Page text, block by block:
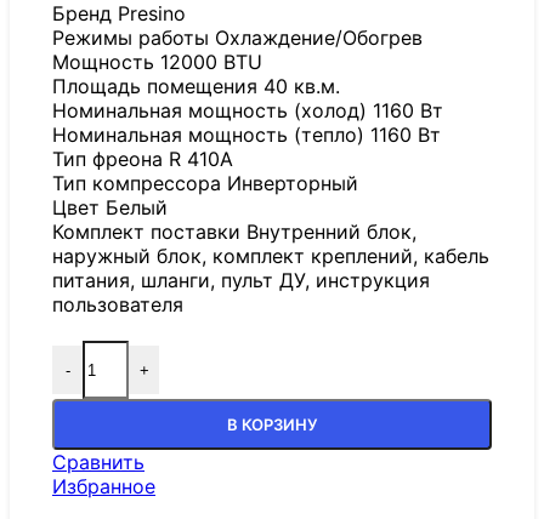
Бренд Presino
Режимы работы Охлаждение/Обогрев
Мощность 12000 BTU
Площадь помещения 40 кв.м.
Номинальная мощность (холод) 1160 Вт
Номинальная мощность (тепло) 1160 Вт
Тип фреона R 410A
Тип компрессора Инверторный
Цвет Белый
Комплект поставки Внутренний блок,
наружный блок, комплект креплений, кабель
питания, шланги, пульт ДУ, инструкция
пользователя
- +
В КОРЗИНУ
Сравнить
Избранное